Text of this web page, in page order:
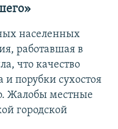
населенных
работавшая в
что качество
и порубки сухостоя
Жалобы местные
городской